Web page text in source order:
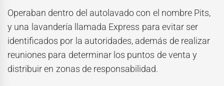
Operaban dentro del autolavado con el nombre Pits,
y una lavandería llamada Express para evitar ser
identificados por la autoridades, además de realizar
reuniones para determinar los puntos de venta y
distribuir en zonas de responsabilidad.